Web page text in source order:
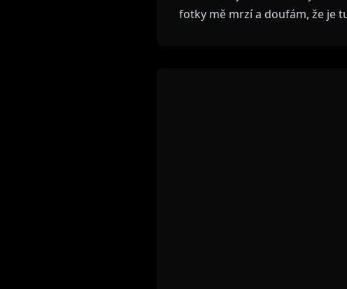
fotky mě mrzí a doufám, že je